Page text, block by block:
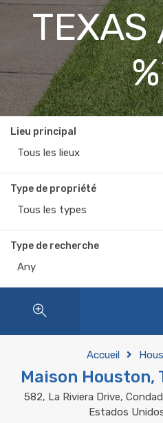
Lieu principal
Tous les lieux
Type de propriété
Tous les types
Type de recherche
Any
Accueil
Maison Houston,
582, La Riviera Drive,
Estados